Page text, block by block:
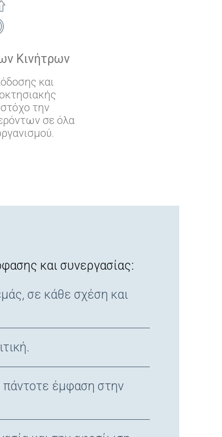
Κινήτρων
και
την
σε όλα
και συνεργασίας:
σε κάθε σχέση και
πάντοτε έμφαση στην